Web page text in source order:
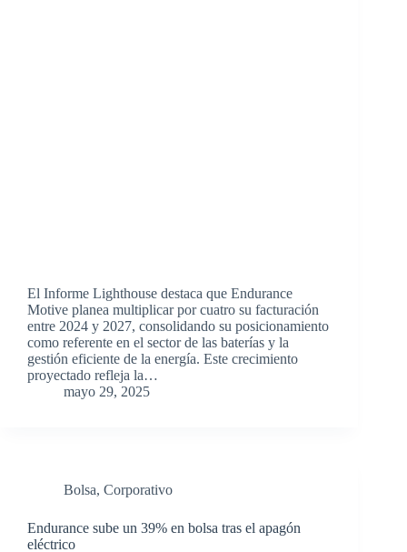
El Informe Lighthouse destaca que Endurance
Motive planea multiplicar por cuatro su facturación
entre 2024 y 2027, consolidando su posicionamiento
como referente en el sector de las baterías y la
gestión eficiente de la energía. Este crecimiento
proyectado refleja la…
mayo 29, 2025
Bolsa, Corporativo
Endurance sube un 39% en bolsa tras el apagón
eléctrico